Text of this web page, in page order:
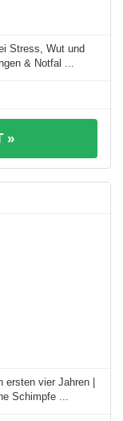
Stress, Wut und
& Notfal ...
»
vier Jahren |
Schimpfe ...